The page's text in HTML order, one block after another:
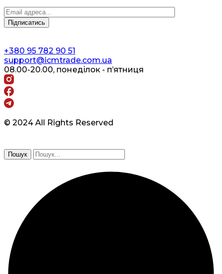
+380 95 782 90 51
support@icmtrade.com.ua
08.00-20.00, понеділок - п’ятниця
© 2024 All Rights Reserved
Пошук